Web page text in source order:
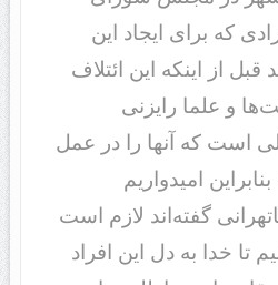
که برای ایجاد این
قبل از اینکه این ائتلاف
و علما رایزنی
است که آنها را در عمل
امیدواریم
گفته‌اند لازم است
تا خدا به دل این افراد